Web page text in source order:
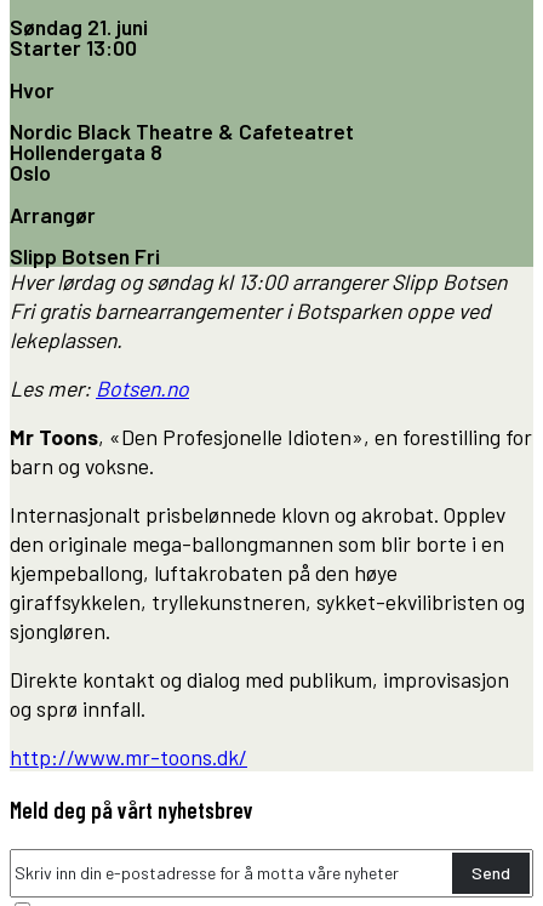
Søndag 21. juni
Starter13:00
Hvor
Nordic Black Theatre & Cafeteatret
Hollendergata 8
Oslo
Arrangør
Slipp Botsen Fri
Hver lørdag og søndag kl 13:00 arrangerer Slipp Botsen
Fri gratis barnearrangementer i Botsparken oppe ved
lekeplassen.
Les mer: Botsen.no
Mr Toons, «Den Profesjonelle Idioten», en forestilling for
barn og voksne.
Internasjonalt prisbelønnede klovn og akrobat. Opplev
den originale mega-ballongmannen som blir borte i en
kjempeballong, luftakrobaten på den høye
giraffsykkelen, tryllekunstneren, sykket-ekvilibristen og
sjongløren.
Direkte kontakt og dialog med publikum, improvisasjon
og sprø innfall.
http://www.mr-toons.dk/
Meld deg på vårt nyhetsbrev
Send